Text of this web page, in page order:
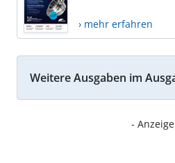
› mehr erfahren
Weitere Ausgaben im
-